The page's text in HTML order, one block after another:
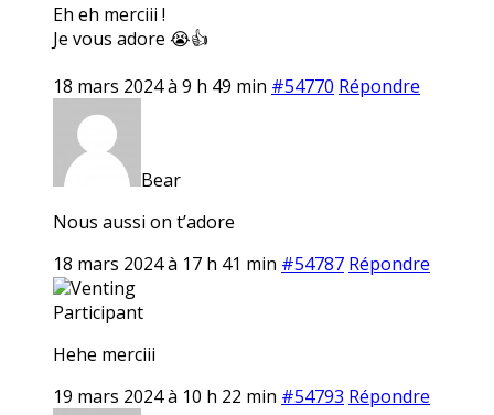
Eh eh merciii !
Je vous adore 😭👍
18 mars 2024 à 9 h 49 min #54770 Répondre
Bear
Nous aussi on t’adore
18 mars 2024 à 17 h 41 min #54787 Répondre
Venting
Participant
Hehe merciii
19 mars 2024 à 10 h 22 min #54793 Répondre